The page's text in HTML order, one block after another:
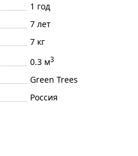
1 год
7 лет
7 кг
0.3 м3
Green Trees
Россия